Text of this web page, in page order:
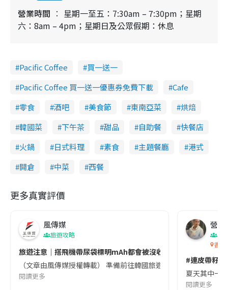
營業時間
星期一至五：7:30am – 7:30pm；星期
六：8am – 4pm；星期日及公眾假期：休息
Pacific Coffee
買一送一
Pacific Coffee 買一送一優惠券免費下載
Cafe
零食
酒吧 美食節 東南亞菜
烘焙
韓國菜
下午茶 甜品 自助餐
快餐店
火鍋
日式料理 素食 主題餐廳
港式
開倉
中菜 西餐
更多真實評價
風傳媒
旅遊攻略
旅遊注意｜搭飛機帶尿袋標明mAh都會被沒收😱出發前切記檢查
（文章由風傳媒授權轉載） 準備前往韓國旅遊的民眾，近期要
閱讀更多
營養
香港
#連皮帶籽
夏天其中一
閱讀更多